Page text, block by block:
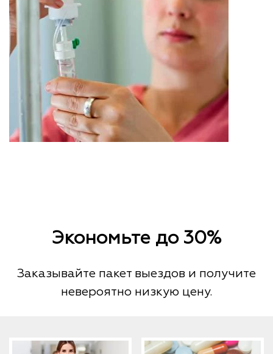
Экономьте до 30%
Заказывайте пакет выездов и получите
невероятно низкую цену.